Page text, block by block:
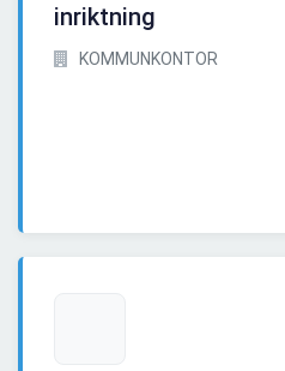
inriktning
KOMMUNKONTOR